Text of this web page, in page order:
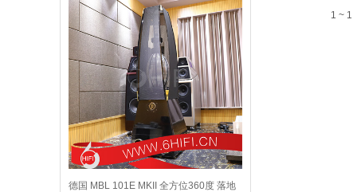
德国 MBL 101E MKII 全方位360度 落地
1 ~ 1